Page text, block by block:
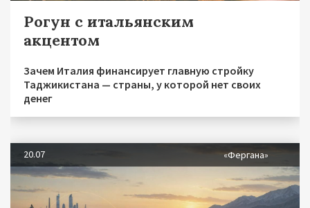
Рогун с итальянским
акцентом
Зачем Италия финансирует главную стройку
Таджикистана — страны, у которой нет своих
денег
20.07 «Фергана»